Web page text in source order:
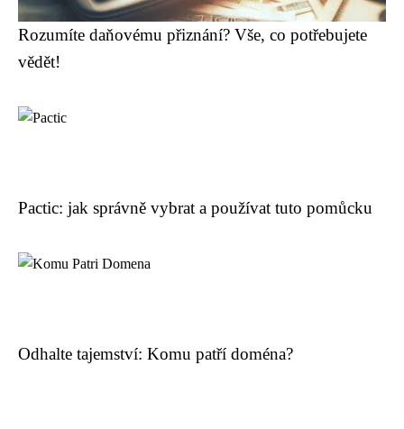
Rozumíte daňovému přiznání? Vše, co potřebujete
vědět!
Pactic: jak správně vybrat a používat tuto pomůcku
Odhalte tajemství: Komu patří doména?